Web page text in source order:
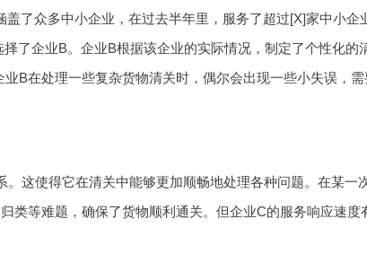
了众多中小企业，在过去半年里，服务了超过[X]家中小企
了企业B。企业B根据该企业的实际情况，制定了个性化的
B在处理一些复杂货物清关时，偶尔会出现一些小失误，
这使得它在清关中能够更加顺畅地处理各种问题。在某一
类等难题，确保了货物顺利通关。但企业C的服务响应速度